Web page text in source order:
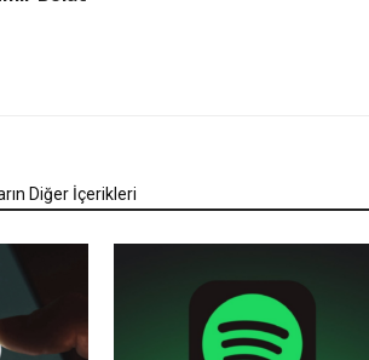
Diğer İçerikleri